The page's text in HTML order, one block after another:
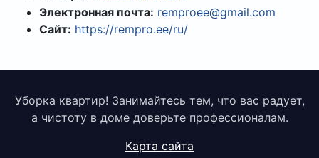
Электронная почта: remproee@gmail.com
Сайт: https://rempro.ee/ru/
Уборка квартир! Занимайтесь тем, что вас радует,
а чистоту в доме доверьте профессионалам.
Карта сайта